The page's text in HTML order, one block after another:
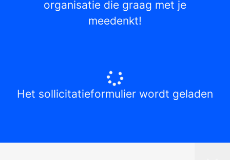
organisatie die graag met je
meedenkt!
Het sollicitatieformulier wordt geladen